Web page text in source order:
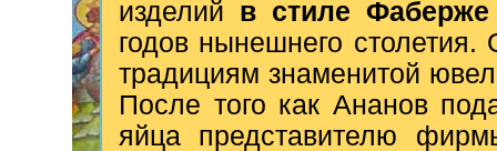
изделий в стиле Фаберже
годов нынешнего
традициям знаменитой
После того как Ананов
яйца представителю